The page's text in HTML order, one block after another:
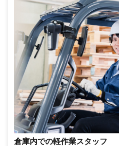
倉庫内での軽作業スタッフ